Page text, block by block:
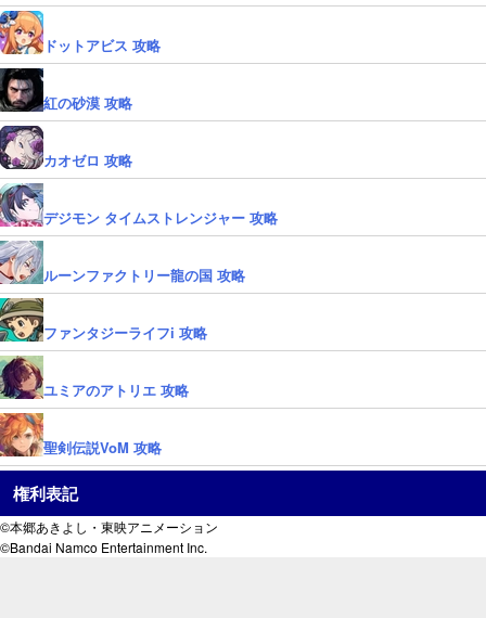
ドットアビス 攻略
紅の砂漠 攻略
カオゼロ 攻略
デジモン タイムストレンジャー 攻略
ルーンファクトリー龍の国 攻略
ファンタジーライフi 攻略
ユミアのアトリエ 攻略
聖剣伝説VoM 攻略
権利表記
©本郷あきよし・東映アニメーション
©Bandai Namco Entertainment Inc.